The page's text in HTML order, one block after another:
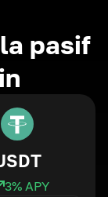
pasif
3% APY